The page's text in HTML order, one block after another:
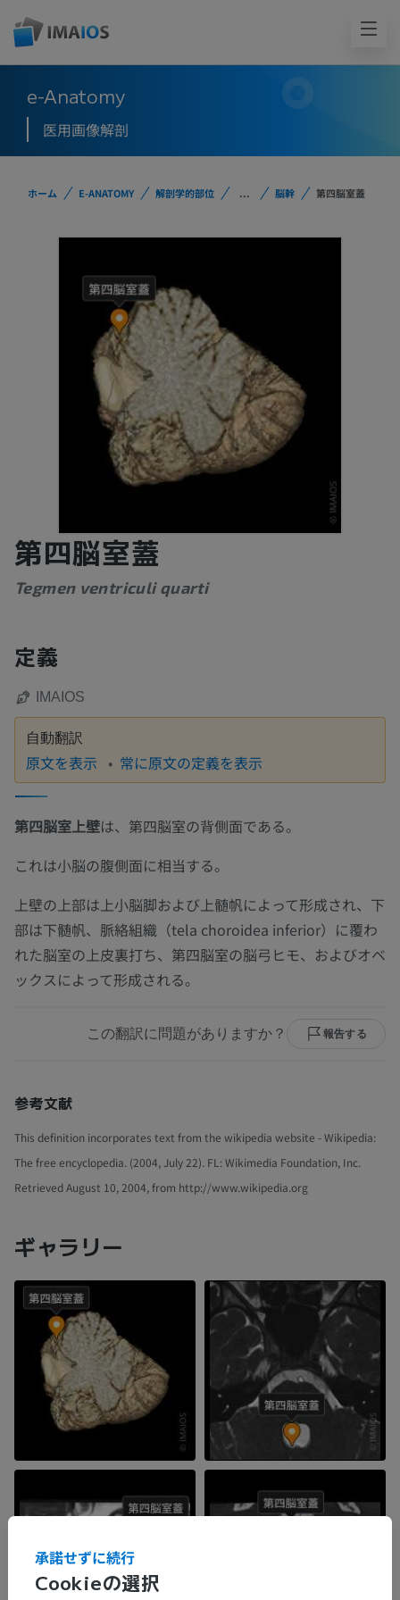
e-Anatomy
医用画像解剖
ホーム E-ANATOMY 解剖学的部位 ... 脳幹 第四脳室蓋
第四脳室蓋
Tegmen ventriculi quarti
定義
IMAIOS
自動翻訳
原文を表示 常に原文の定義を表示
第四脳室上壁は、第四脳室の背側面である。
これは小脳の腹側面に相当する。
上壁の上部は上小脳脚および上髄帆によって形成され、下
部は下髄帆、脈絡組織（tela choroidea inferior）に覆わ
れた脳室の上皮裏打ち、第四脳室の脳弓ヒモ、およびオベ
ックスによって形成される。
この翻訳に問題がありますか？ 報告する
参考文献
This definition incorporates text from the wikipedia website - Wikipedia:
The free encyclopedia. (2004, July 22). FL: Wikimedia Foundation, Inc.
Retrieved August 10, 2004, from http://www.wikipedia.org
ギャラリー
Cookieの選択
承諾せずに続行